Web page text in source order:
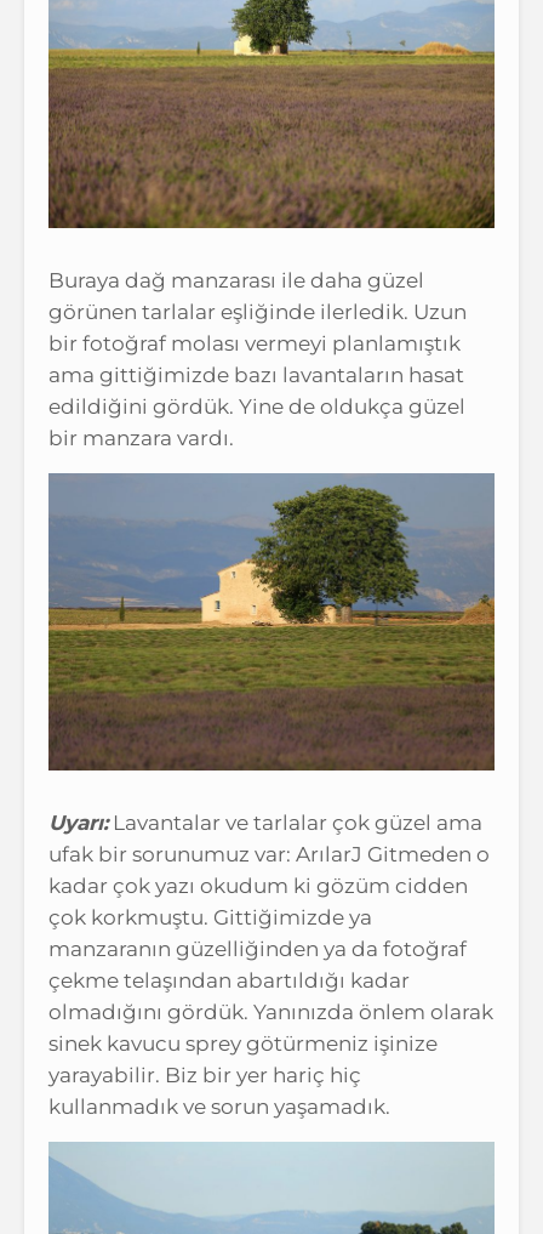
Buraya dağ manzarası ile daha güzel
görünen tarlalar eşliğinde ilerledik. Uzun
bir fotoğraf molası vermeyi planlamıştık
ama gittiğimizde bazı lavantaların hasat
edildiğini gördük. Yine de oldukça güzel
bir manzara vardı.
Uyarı:Lavantalar ve tarlalar çok güzel ama
ufak bir sorunumuz var: ArılarJ Gitmeden o
kadar çok yazı okudum ki gözüm cidden
çok korkmuştu. Gittiğimizde ya
manzaranın güzelliğinden ya da fotoğraf
çekme telaşından abartıldığı kadar
olmadığını gördük. Yanınızda önlem olarak
sinek kavucu sprey götürmeniz işinize
yarayabilir. Biz bir yer hariç hiç
kullanmadık ve sorun yaşamadık.